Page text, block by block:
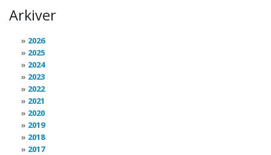
Arkiver
2026
2025
2024
2023
2022
2021
2020
2019
2018
2017